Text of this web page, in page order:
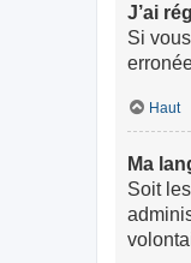
J’ai
Si
Haut
Ma
Soit